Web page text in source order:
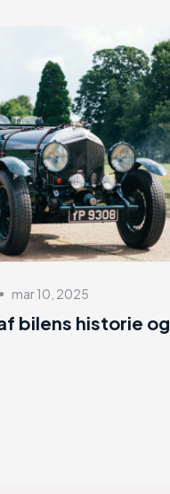
● mar 10, 2025
bilens historie og